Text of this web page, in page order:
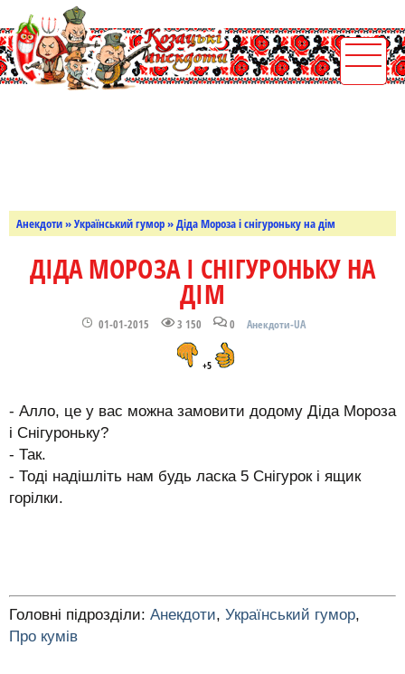
Анекдоти»Український гумор» Діда Мороза і снігуроньку на дім
ДІДА МОРОЗА І СНІГУРОНЬКУ НА
ДІМ
01-01-2015 3 150 0 Анекдоти-UA
+5
- Алло, це у вас можна замовити додому Діда Мороза
і Снігуроньку?
- Так.
- Тоді надішліть нам будь ласка 5 Снігурок і ящик
горілки.
Головні підрозділи: Анекдоти, Український гумор,
Про кумів